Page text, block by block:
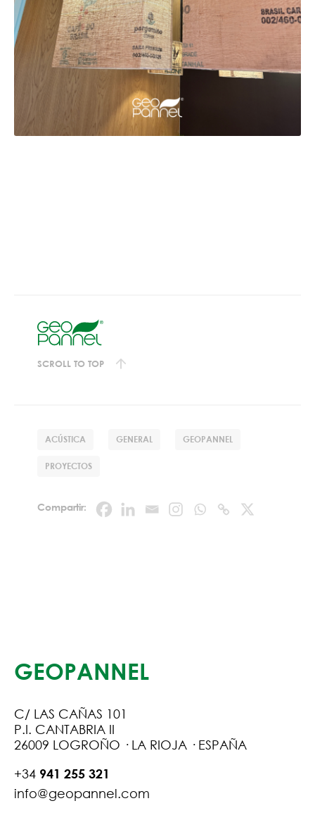
SCROLL TO TOP
ACÚSTICA GENERAL GEOPANNEL
PROYECTOS
Compartir:
GEOPANNEL
C/ LAS CAÑAS 101
P.I. CANTABRIA II
26009 LOGROÑO · LA RIOJA · ESPAÑA
+34 941 255 321
info@geopannel.com